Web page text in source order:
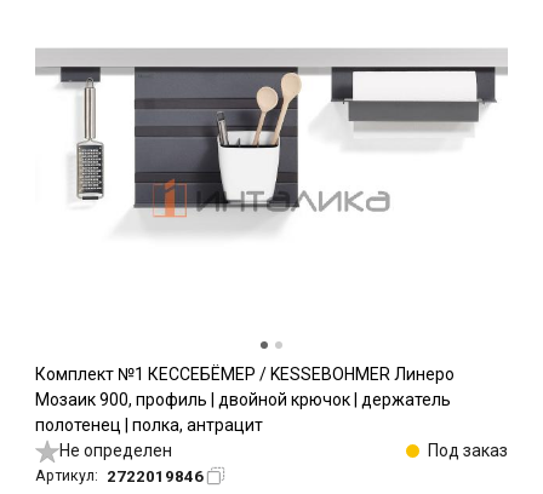
Комплект №1 КЕССЕБЁМЕР / KESSEBOHMER Линеро
Мозаик 900, профиль | двойной крючок | держатель
полотенец | полка, антрацит
Не определен
Под заказ
Артикул: 2722019846